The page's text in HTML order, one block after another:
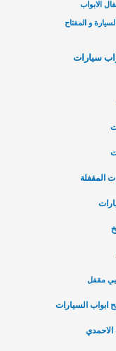
الابواب
و المفتاح
سيارات
المقفلة
مقفل
ابواب السيارات